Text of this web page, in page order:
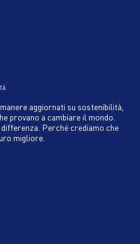
aggiornati su sostenibilità,
provano a cambiare il mondo.
Perché crediamo che
migliore.